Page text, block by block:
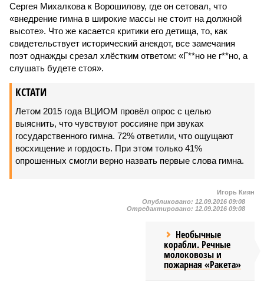
Сергея Михалкова к Ворошилову, где он сетовал, что
«внедрение гимна в широкие массы не стоит на должной
высоте». Что же касается критики его детища, то, как
свидетельствует исторический анекдот, все замечания
поэт однажды срезал хлёстким ответом: «Г**но не г**но, а
слушать будете стоя».
КСТАТИ
Летом 2015 года ВЦИОМ провёл опрос с целью
выяснить, что чувствуют россияне при звуках
государственного гимна. 72% ответили, что ощущают
восхищение и гордость. При этом только 41%
опрошенных смогли верно назвать первые слова гимна.
Игорь Киян
Опубликовано: 12.09.2016 09:08
Отредактировано: 12.09.2016 09:08
Необычные
корабли. Речные
молоковозы и
пожарная «Ракета»